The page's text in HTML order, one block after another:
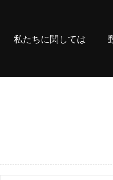
私たちに関しては